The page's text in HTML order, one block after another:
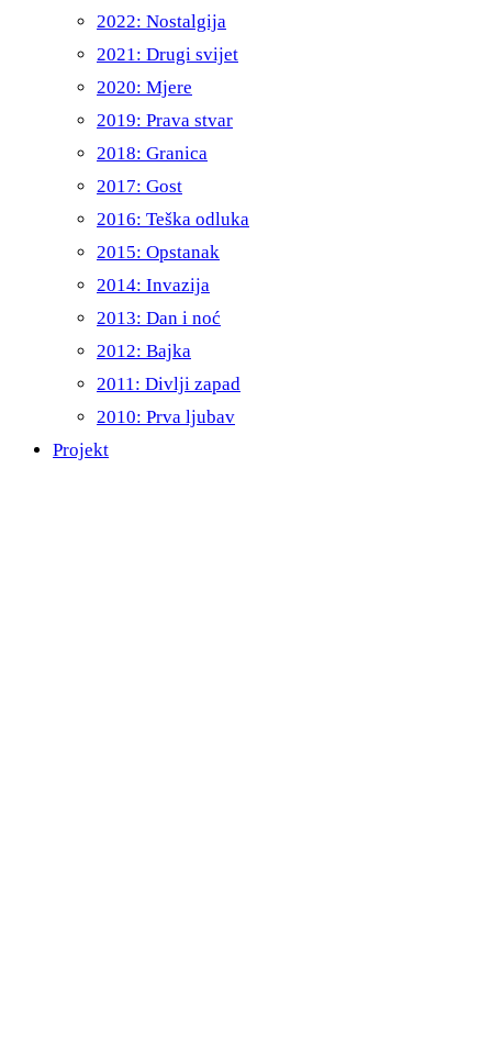
2022: Nostalgija
2021: Drugi svijet
2020: Mjere
2019: Prava stvar
2018: Granica
2017: Gost
2016: Teška odluka
2015: Opstanak
2014: Invazija
2013: Dan i noć
2012: Bajka
2011: Divlji zapad
2010: Prva ljubav
Projekt